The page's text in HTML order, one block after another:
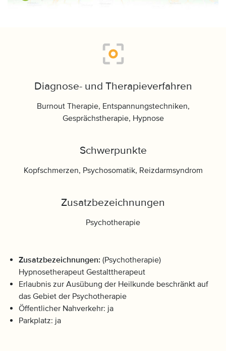
Diagnose- und Therapieverfahren
Burnout Therapie, Entspannungstechniken,
Gesprächstherapie, Hypnose
Schwerpunkte
Kopfschmerzen, Psychosomatik, Reizdarmsyndrom
Zusatzbezeichnungen
Psychotherapie
Zusatzbezeichnungen: (Psychotherapie)
Hypnosetherapeut Gestalttherapeut
Erlaubnis zur Ausübung der Heilkunde beschränkt auf
das Gebiet der Psychotherapie
Öffentlicher Nahverkehr: ja
Parkplatz: ja